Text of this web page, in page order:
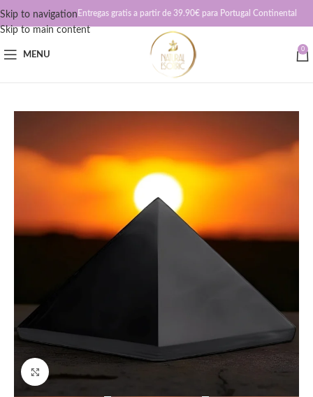
Skip to navigation
Skip to main content
Entregas gratis a partir de 39.90€ para Portugal Continental
MENU
0